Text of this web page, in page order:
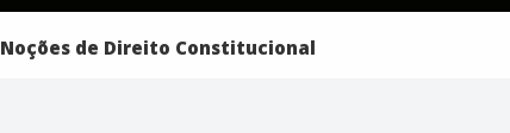
Noções de Direito Constitucional